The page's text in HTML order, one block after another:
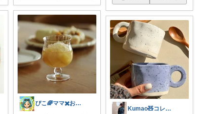
ぴこ🌈ママ✖️お洒落✖️お得
Kumao🧸コレクションみてね✨